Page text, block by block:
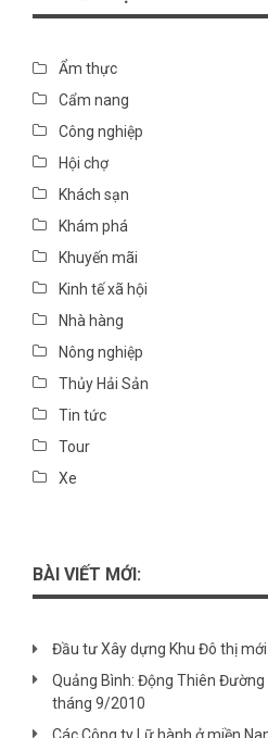
Ẩm thực
Cẩm nang
Công nghiệp
Hội chợ
Khách sạn
Khám phá
Khuyến mãi
Kinh tế xã hội
Nhà hàng
Nông nghiệp
Thủy Hải Sản
Tin tức
Tour
Xe
BÀI VIẾT MỚI:
Đầu tư Xây dựng Khu Đô thị
Quảng Bình: Động Thiên
tháng 9/2010